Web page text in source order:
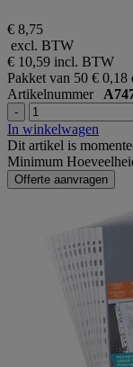
€ 8,75
excl. BTW
€ 10,59 incl. BTW
Pakket van 50 € 0,18
Artikelnummer
-
In winkelwagen
Dit artikel is
Minimum
Offerte aanvragen